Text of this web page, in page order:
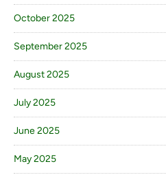
October 2025
September 2025
August 2025
July 2025
June 2025
May 2025